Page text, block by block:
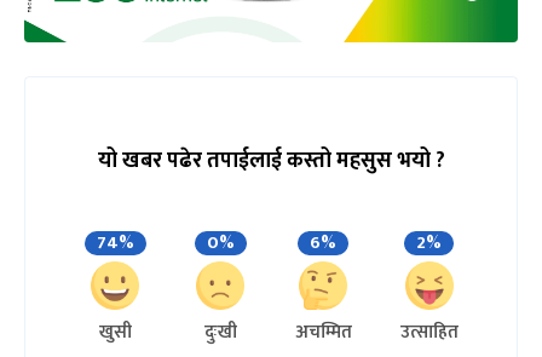
यो खबर पढेर तपाईलाई कस्तो महसुस भयो ?
74%
खुसी
0%
दुःखी
6%
अचम्मित
2%
उत्साहित